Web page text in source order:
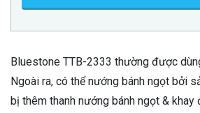
Bluestone TTB-2333 thường được
Ngoài ra, có thể nướng bánh ngọt bởi
bị thêm thanh nướng bánh ngọt &